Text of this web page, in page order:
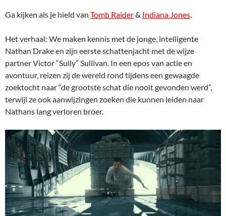
Ga kijken als je hield van Tomb Raider& Indiana Jones.
Het verhaal: We maken kennis met de jonge, intelligente
Nathan Drake en zijn eerste schattenjacht met de wijze
partner Victor “Sully” Sullivan. In een epos van actie en
avontuur, reizen zij de wereld rond tijdens een gewaagde
zoektocht naar “de grootste schat die nooit gevonden werd”,
terwijl ze ook aanwijzingen zoeken die kunnen leiden naar
Nathans lang verloren broer.